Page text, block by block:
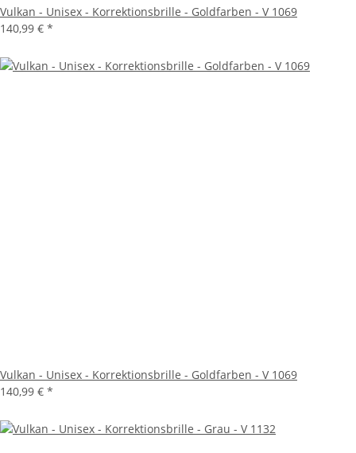
Vulkan - Unisex - Korrektionsbrille - Goldfarben - V 1069
140,99 € *
Vulkan - Unisex - Korrektionsbrille - Goldfarben - V 1069
140,99 € *